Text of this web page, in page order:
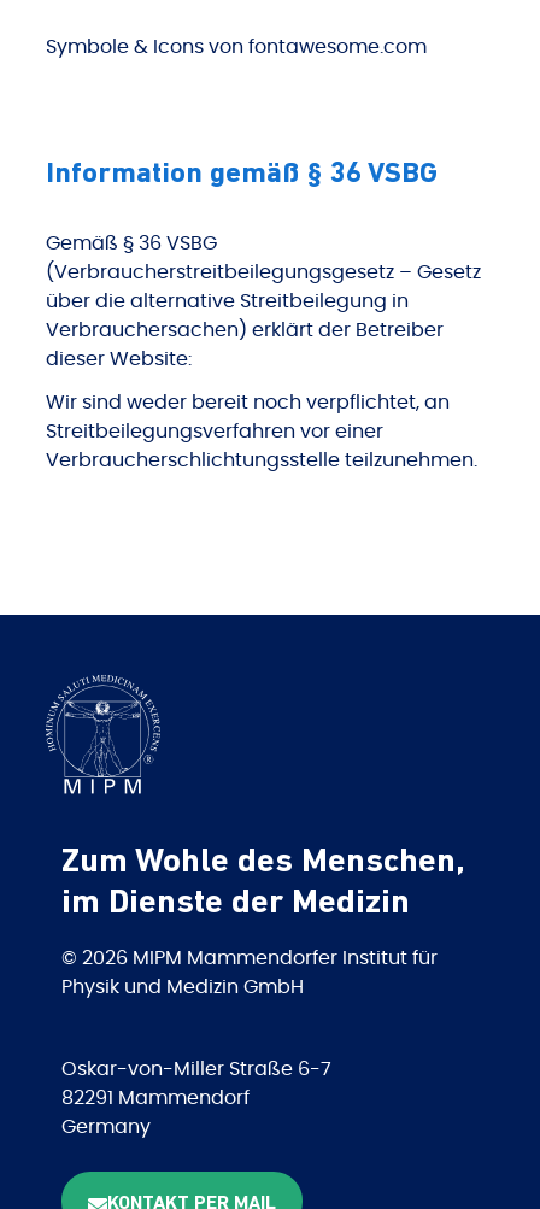
Symbole & Icons von fontawesome.com
Information gemäß § 36 VSBG
Gemäß § 36 VSBG
(Verbraucherstreitbeilegungsgesetz – Gesetz
über die alternative Streitbeilegung in
Verbrauchersachen) erklärt der Betreiber
dieser Website:
Wir sind weder bereit noch verpflichtet, an
Streitbeilegungsverfahren vor einer
Verbraucherschlichtungsstelle teilzunehmen.
Zum Wohle des Menschen,
im Dienste der Medizin
© 2026 MIPM Mammendorfer Institut für
Physik und Medizin GmbH
KONTAKT PER MAIL
Oskar-von-Miller Straße 6-7
82291 Mammendorf
Germany